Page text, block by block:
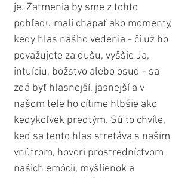
je. Zatmenia by sme z tohto
pohľadu mali chápať ako momenty,
kedy hlas nášho vedenia - či už ho
považujete za dušu, vyššie Ja,
intuíciu, božstvo alebo osud - sa
zdá byť hlasnejší, jasnejší a v
našom tele ho cítime hlbšie ako
kedykoľvek predtým. Sú to chvíle,
keď sa tento hlas stretáva s naším
vnútrom, hovorí prostredníctvom
našich emócií, myšlienok a